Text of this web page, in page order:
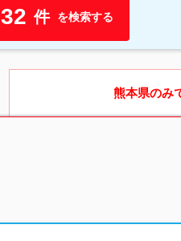
32 件 を検索する
熊本県のみ